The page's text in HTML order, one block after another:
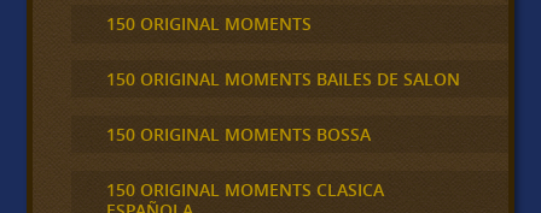
150 ORIGINAL MOMENTS
150 ORIGINAL MOMENTS BAILES DE SALON
150 ORIGINAL MOMENTS BOSSA
150 ORIGINAL MOMENTS CLASICA